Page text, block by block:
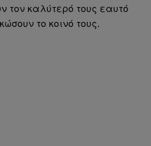
τον καλύτερό τους εαυτό
το κοινό τους.